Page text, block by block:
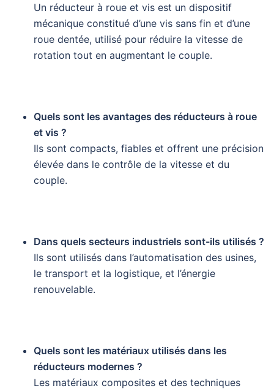
Un réducteur à roue et vis est un dispositif
mécanique constitué d’une vis sans fin et d’une
roue dentée, utilisé pour réduire la vitesse de
rotation tout en augmentant le couple.
Quels sont les avantages des réducteurs à roue
et vis ?
Ils sont compacts, fiables et offrent une précision
élevée dans le contrôle de la vitesse et du
couple.
Dans quels secteurs industriels sont-ils utilisés ?
Ils sont utilisés dans l’automatisation des usines,
le transport et la logistique, et l’énergie
renouvelable.
Quels sont les matériaux utilisés dans les
réducteurs modernes ?
Les matériaux composites et des techniques